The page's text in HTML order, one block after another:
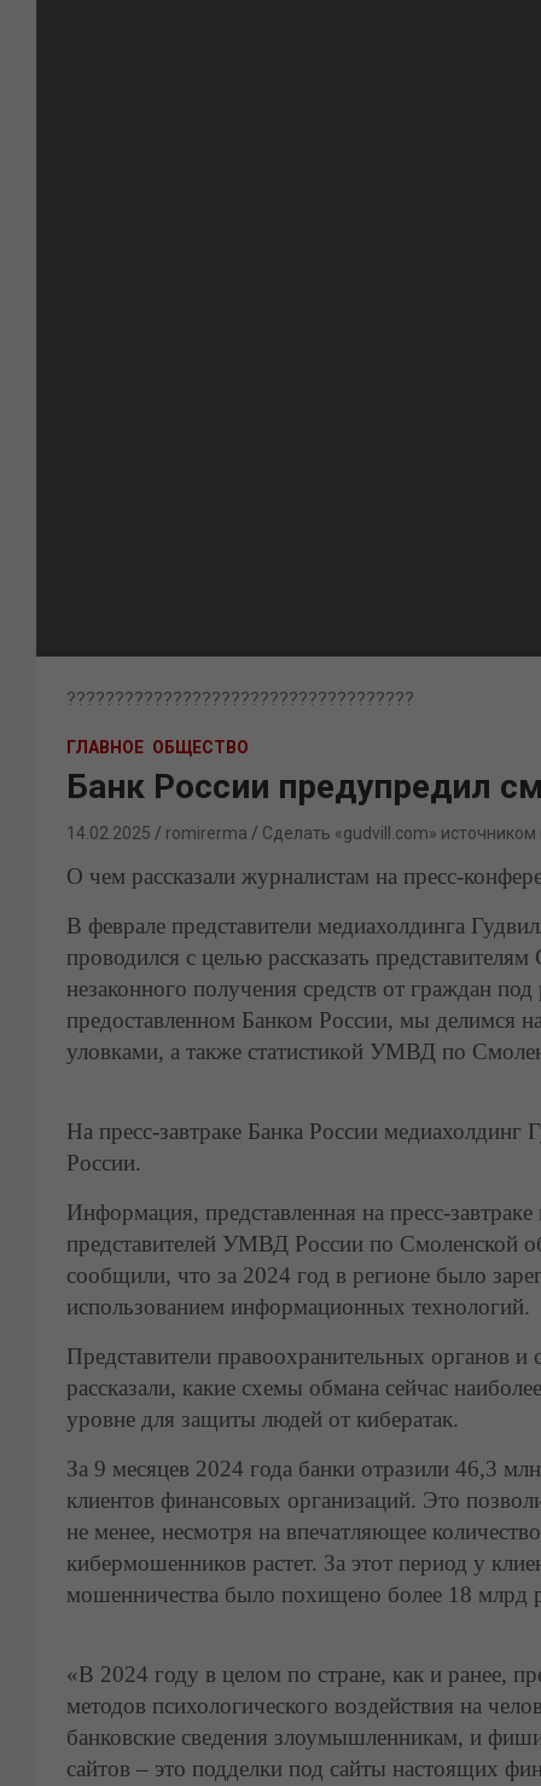
????????????????????????????????????
ГЛАВНОЕ ОБЩЕСТВО
Банк России предупредил
14.02.2025 romirerma Сделать «gudvill.com» источником
О чем рассказали журналистам на пресс-
В феврале представители медиахолдинга
проводился с целью рассказать
незаконного получения средств от граждан
предоставленном Банком России, мы делимся
уловками, а также статистикой УМВД по
На пресс-завтраке Банка России
России.
Информация, представленная на пресс-
представителей УМВД России по Смоленской
сообщили, что за 2024 год в регионе было
использованием информационных технологий.
Представители правоохранительных органов и
рассказали, какие схемы обмана сейчас
уровне для защиты людей от кибератак.
За 9 месяцев 2024 года банки отразили 46,3
клиентов финансовых организаций. Это
не менее, несмотря на впечатляющее
кибермошенников растет. За этот период у
мошенничества было похищено более 18 млрд
«В 2024 году в целом по стране, как и ранее,
методов психологического воздействия на
банковские сведения злоумышленникам, и
сайтов – это подделки под сайты настоящих